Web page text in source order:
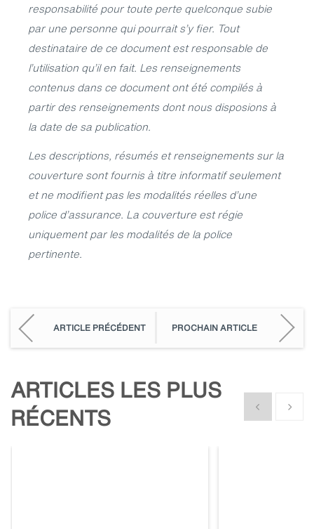
responsabilité pour toute perte quelconque subie
par une personne qui pourrait s’y fier. Tout
destinataire de ce document est responsable de
l’utilisation qu’il en fait. Les renseignements
contenus dans ce document ont été compilés à
partir des renseignements dont nous disposions à
la date de sa publication.
Les descriptions, résumés et renseignements sur la
couverture sont fournis à titre informatif seulement
et ne modifient pas les modalités réelles d’une
police d’assurance. La couverture est régie
uniquement par les modalités de la police
pertinente.
ARTICLE PRÉCÉDENT PROCHAIN ARTICLE
ARTICLES LES PLUS
RÉCENTS
Show previous
Show